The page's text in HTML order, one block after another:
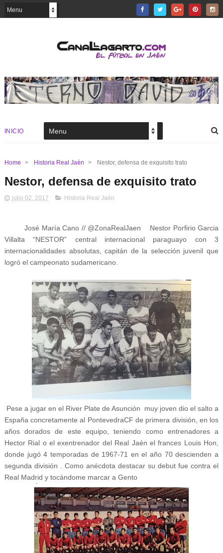
INICIO
Home > Historia Real Jaén > Nestor, defensa de exquisito trato
Nestor, defensa de exquisito trato
julio 02, 2017 Historia Real Jaén
José María Cano // @ZonaRealJaen Nestor Porfirio Garcia
Villalta “NESTOR” central internacional paraguayo con 3
internacionalidades absolutas, capitán de la selección juvenil que
logró el campeonato sudamericano.
Pese a jugar en el River Plate de Asunción muy joven dio el salto a
España concretamente al PontevedraCF de primera división, en los
años dorados de este equipo, teniendo como entrenadores a
Hector Rial o el exentrenador del Real Jaén el frances Louis Hon,
donde jugó 4 temporadas de 1967-71 en el año 70 descienden a
segunda división . Como anécdota destacar su debut fue contra el
Real Madrid y tocándome marcar a Gento